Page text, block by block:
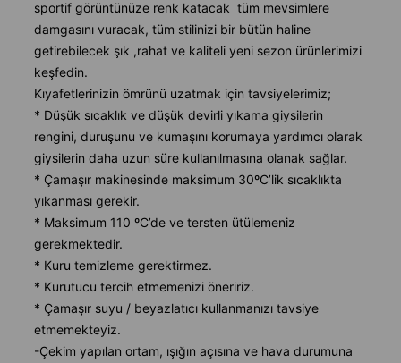
sportif görüntünüze renk katacak tüm mevsimlere
damgasını vuracak, tüm stilinizi bir bütün haline
getirebilecek şık ,rahat ve kaliteli yeni sezon ürünlerimizi
keşfedin.
Kıyafetlerinizin ömrünü uzatmak için tavsiyelerimiz;
* Düşük sıcaklık ve düşük devirli yıkama giysilerin
rengini, duruşunu ve kumaşını korumaya yardımcı olarak
giysilerin daha uzun süre kullanılmasına olanak sağlar.
* Çamaşır makinesinde maksimum 30ºC’lik sıcaklıkta
yıkanması gerekir.
* Maksimum 110 ºC’de ve tersten ütülemeniz
gerekmektedir.
* Kuru temizleme gerektirmez.
* Kurutucu tercih etmemenizi öneririz.
* Çamaşır suyu / beyazlatıcı kullanmanızı tavsiye
etmemekteyiz.
-Çekim yapılan ortam, ışığın açısına ve hava durumuna